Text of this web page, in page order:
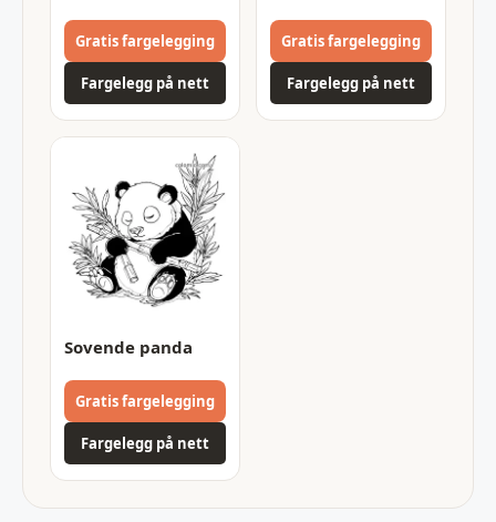
Gratis fargelegging
Fargelegg på nett
Gratis fargelegging
Fargelegg på nett
Sovende panda
Gratis fargelegging
Fargelegg på nett